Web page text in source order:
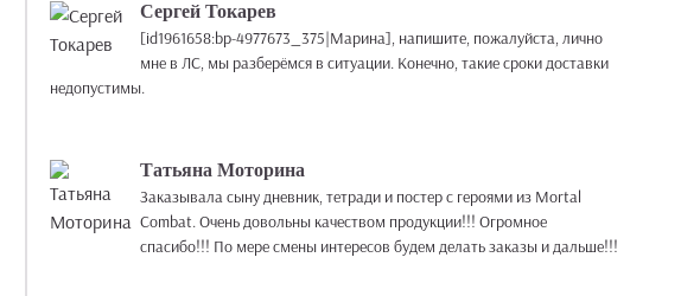
Сергей Токарев
[id1961658:bp-4977673_375|Марина], напишите, пожалуйста, лично
мне в ЛС, мы разберёмся в ситуации. Конечно, такие сроки доставки
недопустимы.
Татьяна Моторина
Заказывала сыну дневник, тетради и постер с героями из Mortal
Combat. Очень довольны качеством продукции!!! Огромное
спасибо!!! По мере смены интересов будем делать заказы и дальше!!!